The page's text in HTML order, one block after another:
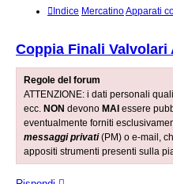
Indice MercatinoApparati
Coppia Finali Valvolari
Regole del forum
ATTENZIONE: i dati personali
ecc. NON devono MAI essere
eventualmente forniti
messaggi privati(PM) o e-mail,
appositi strumenti presenti sulla